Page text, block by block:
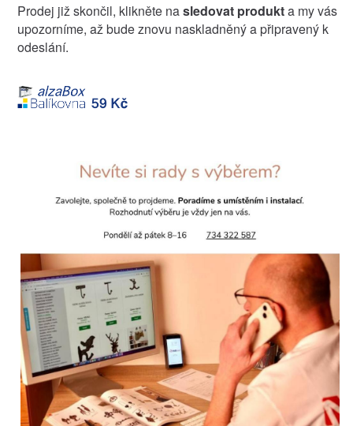
Prodej již skončil, klikněte nasledovat produkta my vás
upozorníme, až bude znovu naskladněný a připravený k
odeslání.